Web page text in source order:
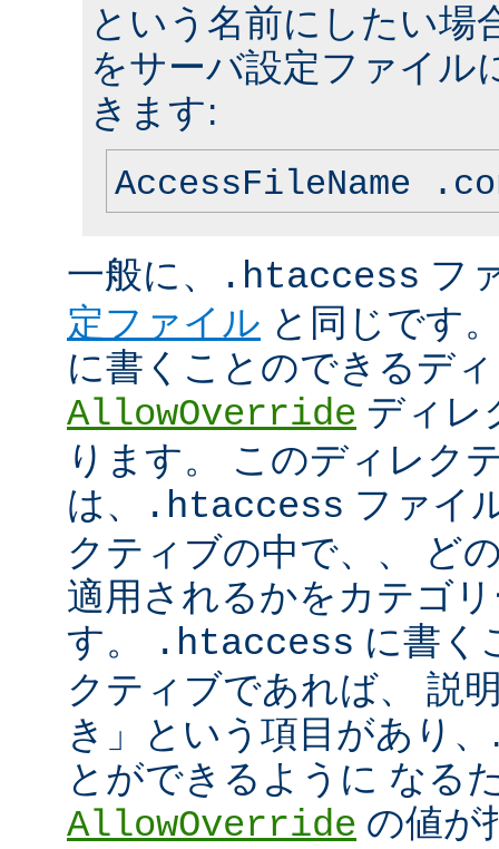
という名前にしたい場
をサーバ設定ファイル
きます:
AccessFileName
一般に、 .htaccess フ
定ファイル と同じです
に書くことのできるデ
AllowOverride ディレ
ります。 このディレク
は、
.htaccess ファイ
クティブの中で、、 ど
適用されるかをカテゴ
す。
.htaccess に書く
クティブであれば、 説
き」という項目があり
とができるように なる
AllowOverride の値が